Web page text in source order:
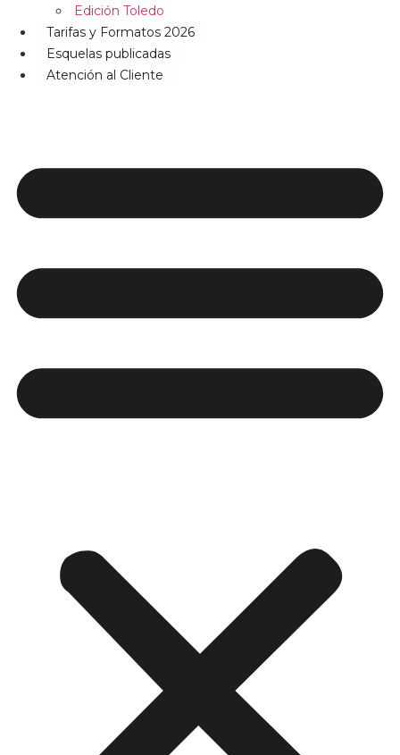
Edición Toledo
Tarifas y Formatos 2026
Esquelas publicadas
Atención al Cliente